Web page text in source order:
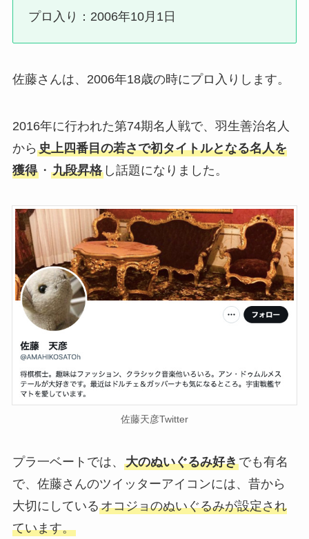
プロ入り：2006年10月1日
佐藤さんは、2006年18歳の時にプロ入りします。
2016年に行われた第74期名人戦で、羽生善治名人
から 史上四番目の若さで初タイトルとなる名人を
獲得・ 九段昇格し話題になりました。
佐藤天彦Twitter
プラ一ベートでは、 大のぬいぐるみ好きでも有名
で、佐藤さんのツイッターアイコンには、昔から
大切にしているオコジョのぬいぐるみが設定され
ています。